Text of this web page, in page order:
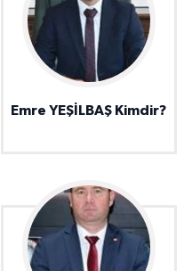
Emre YEŞİLBAŞ Kimdir?